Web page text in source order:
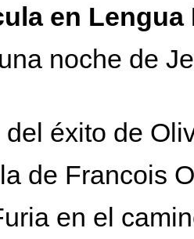
en Lengua
noche de
éxito de
de Francois
en el